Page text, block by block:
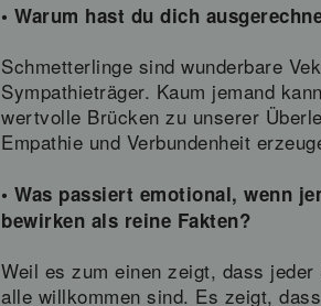
• Warum hast du dich
Schmetterlinge sind wunderbare
Sympathieträger. Kaum jemand
wertvolle Brücken zu unserer
Empathie und Verbundenheit
• Was passiert emotional, wenn
bewirken als reine Fakten?
Weil es zum einen zeigt, dass
alle willkommen sind. Es zeigt,